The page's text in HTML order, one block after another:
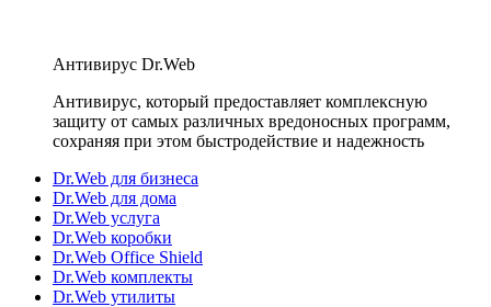
Антивирус Dr.Web
Антивирус, который предоставляет комплексную
защиту от самых различных вредоносных программ,
сохраняя при этом быстродействие и надежность
Dr.Web для бизнеса
Dr.Web для дома
Dr.Web услуга
Dr.Web коробки
Dr.Web Office Shield
Dr.Web комплекты
Dr.Web утилиты